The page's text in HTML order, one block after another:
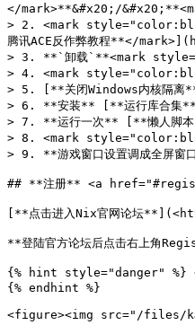
</mark>**&#x20;/
> 2. <mark
腾讯ACE反作弊教程**</
> 3. **`卸载`**<mark
> 4. <mark
> 5. [**关闭Windows内核
> 6. **安装** [**运行库合集
> 7. **运行一次** [**懒人
> 8. <mark
> 9. **游戏窗口设置调成全屏窗
## **注册** <a
[**点击进入Nix官网论坛
**登陆官方论坛后点击右上角
{% hint style="danger" %}
{% endhint %}
<figure><img src="/files/